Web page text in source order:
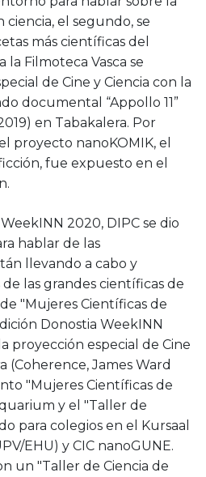
el segundo, se
más científicas del
Filmoteca Vasca se
de Cine y Ciencia con la
documental “Appollo 11”
en Tabakalera. Por
proyecto nanoKOMIK, el
fue expuesto en el
2020, DIPC se dio
hablar de las
llevando a cabo y
las grandes científicas de
"Mujeres Científicas de
Donostia WeekINN
proyección especial de Cine
(Coherence, James Ward
"Mujeres Científicas de
y el "Taller de
para colegios en el Kursaal
EHU) y CIC nanoGUNE.
un "Taller de Ciencia de